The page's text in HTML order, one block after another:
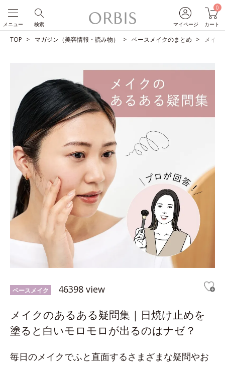
マイページ
0
カート
検索
メニュー
TOP マガジン（美容情報・読み物） ベースメイクのまとめ メイ
ベースメイク 46398 view
メイクのあるある疑問集｜日焼け止めを
塗ると白いモロモロが出るのはナゼ？
毎日のメイクでふと直面するさまざまな疑問やお